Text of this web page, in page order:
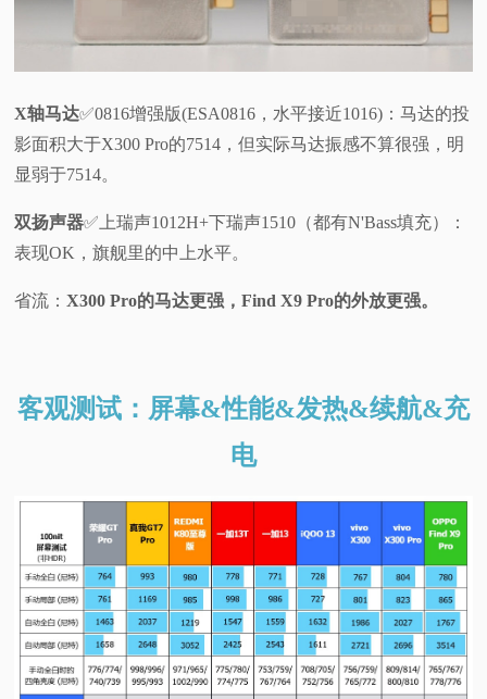
X轴马达✅️0816增强版(ESA0816，水平接近1016)：马达的投
影面积大于X300 Pro的7514，但实际马达振感不算很强，明
显弱于7514。
双扬声器✅️上瑞声1012H+下瑞声1510（都有N'Bass填充）：
表现OK，旗舰里的中上水平。
省流：X300 Pro的马达更强，Find X9 Pro的外放更强。
客观测试：屏幕&性能&发热&续航&充
电